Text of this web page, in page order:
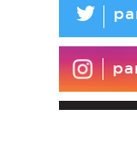
L